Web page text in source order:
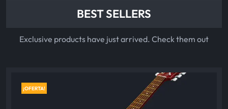
BEST SELLERS
Exclusive products have just arrived. Check them out
¡OFERTA!